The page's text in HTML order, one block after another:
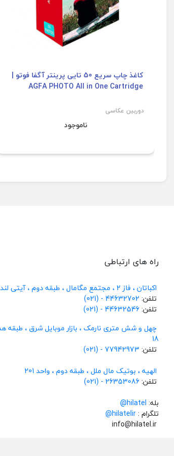
کاغذ چاپ سریع 50 تایی پرینتر آگفا فوتو |
AGFA PHOTO All in One Cartridge
دوربین عکاسی
ناموجود
راه های ارتباطی
اکباتان ، فاز 2 ، مجتمع مگامال ، طبقه دوم ، آیتی لند
تلفن: 44632702 - (021)
تلفن:44632546 - (021)
چهل و شش متری نارمک ، بازار موبایل شرق ، طبقه
18
تلفن: 77942973 - (021)
الهیه ، بوتیک مال ملل ، طبقه دوم ، واحد 201
تلفن:26353086 - (021)
بله: hilatel@
تلگرام :@hilatelir